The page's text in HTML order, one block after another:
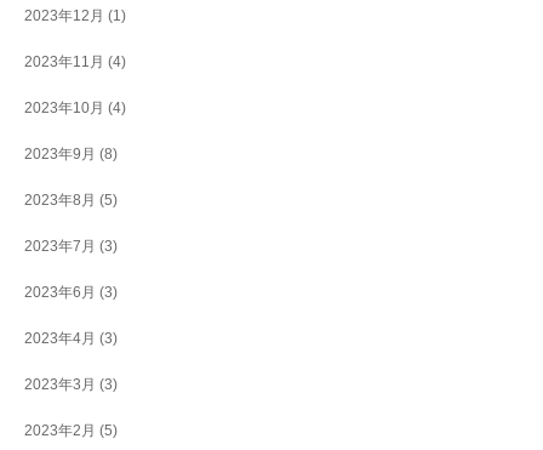
2023年12月 (1)
2023年11月 (4)
2023年10月 (4)
2023年9月 (8)
2023年8月 (5)
2023年7月 (3)
2023年6月 (3)
2023年4月 (3)
2023年3月 (3)
2023年2月 (5)